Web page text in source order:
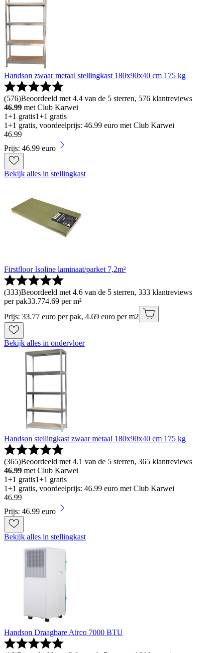
Handson zwaar metaal stellingkast 180x90x40 cm 175 kg
(576)Beoordeeld met 4.4 van de 5 sterren, 576 klantreviews
46.99 met Club Karwei
1+1 gratis1+1 gratis
1+1 gratis, voordeelprijs: 46.99 euro met Club Karwei
46.99
Prijs: 46.99 euro
Bekijk alles in stellingkast
Firstfloor Isoline laminaat/parket 7,2m²
(333)Beoordeeld met 4.6 van de 5 sterren, 333 klantreviews
per pak33.774.69 per m²
Prijs: 33.77 euro per pak, 4.69 euro per m2
Bekijk alles in ondervloer
Handson stellingkast zwaar metaal 180x90x40 cm 175 kg
(365)Beoordeeld met 4.1 van de 5 sterren, 365 klantreviews
46.99 met Club Karwei
1+1 gratis1+1 gratis
1+1 gratis, voordeelprijs: 46.99 euro met Club Karwei
46.99
Prijs: 46.99 euro
Bekijk alles in stellingkast
Handson Draagbare Airco 7000 BTU